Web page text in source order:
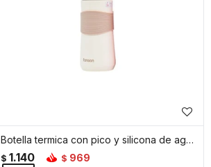
Botella termica con pico y silicona de agarre - Blanco
$ 1.140 $ 969